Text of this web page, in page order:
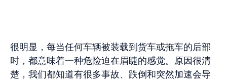
很明显，每当任何车辆被装载到货车或拖车的后部
时，都意味着一种危险迫在眉睫的感觉。原因很清
楚，我们都知道有很多事故、跌倒和突然加速会导